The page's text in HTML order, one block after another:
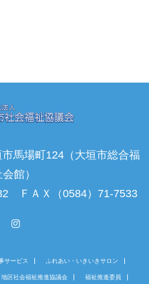
馬場町124（大垣市総合福
館）
ＦＡＸ（0584）71-7533
サービス ふれあい・いきいきサロン
地区社会福祉推進協議会 福祉推進委員